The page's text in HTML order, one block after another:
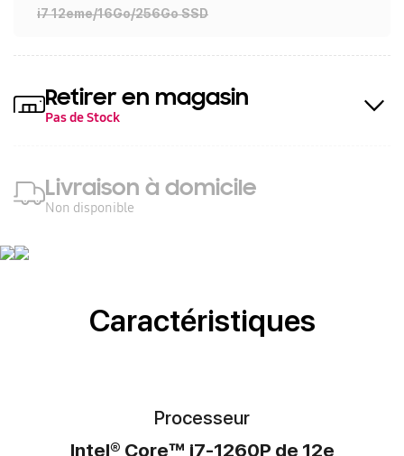
i7 12eme/16Go/256Go SSD
Retirer en magasin
Pas de Stock
Livraison à domicile
Non disponible
Caractéristiques
Processeur
Intel® Core™ i7-1260P de 12e